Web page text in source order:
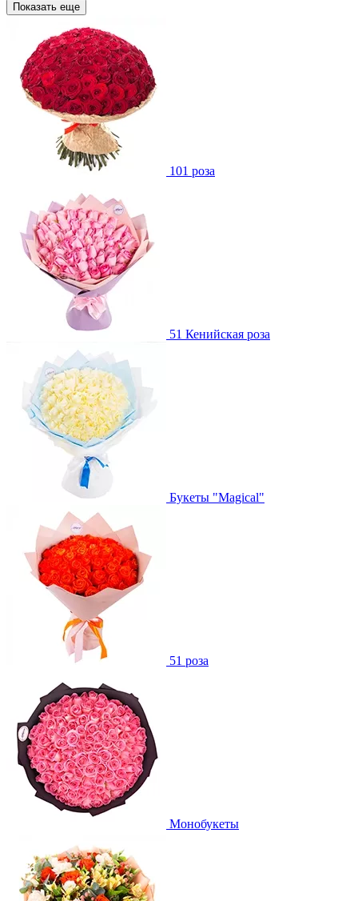
Показать еще
101 роза
51 Кенийская роза
Букеты "Magical"
51 роза
Монобукеты